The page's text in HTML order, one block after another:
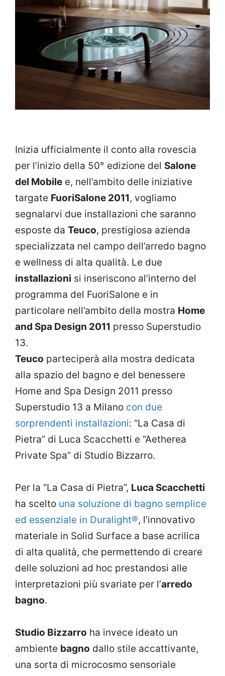
Inizia ufficialmente il conto alla rovescia
per l’inizio della 50° edizione del Salone
del Mobile e, nell’ambito delle iniziative
targate FuoriSalone 2011, vogliamo
segnalarvi due installazioni che saranno
esposte da Teuco, prestigiosa azienda
specializzata nel campo dell’arredo bagno
e wellness di alta qualità. Le due
installazioni si inseriscono al’interno del
programma del FuoriSalone e in
particolare nell’ambito della mostra Home
and Spa Design 2011 presso Superstudio
13.
Teuco parteciperà alla mostra dedicata
alla spazio del bagno e del benessere
Home and Spa Design 2011 presso
Superstudio 13 a Milano con due
sorprendenti installazioni: “La Casa di
Pietra” di Luca Scacchetti e “Aetherea
Private Spa” di Studio Bizzarro.
Per la “La Casa di Pietra”, Luca Scacchetti
ha scelto una soluzione di bagno semplice
ed essenziale in Duralight®, l’innovativo
materiale in Solid Surface a base acrilica
di alta qualità, che permettendo di creare
delle soluzioni ad hoc prestandosi alle
interpretazioni più svariate per l’arredo
bagno.
Studio Bizzarro ha invece ideato un
ambiente bagno dallo stile accattivante,
una sorta di microcosmo sensoriale